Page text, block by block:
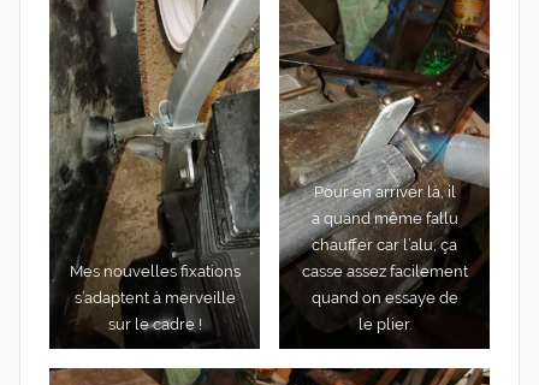
Mes nou­velles fixa­tions
s’a­daptent à mer­veille
sur le cadre !
Pour en arri­ver là, il
a quand même fal­lu
chauf­fer car l’a­lu, ça
casse assez faci­le­ment
quand on essaye de
le plier.